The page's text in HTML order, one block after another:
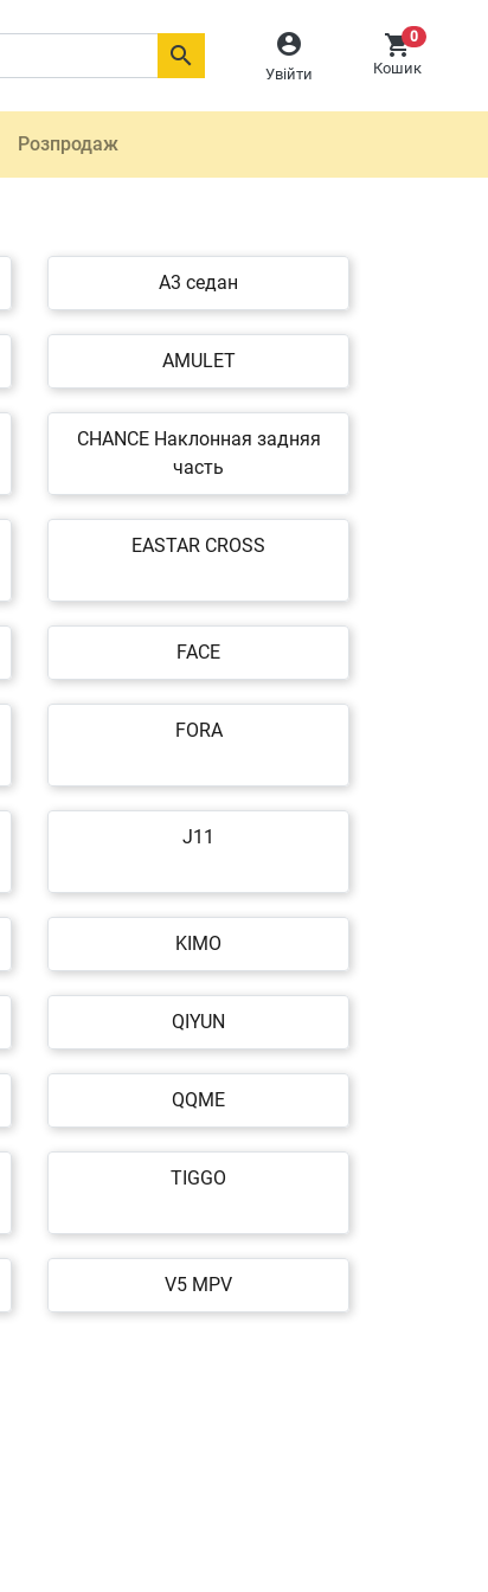

Увійти
0
Кошик

Розпродаж
A3 седан
AMULET
CHANCE Наклонная задняя
часть
EASTAR CROSS
FACE
FORA
J11
KIMO
QIYUN
QQME
TIGGO
V5 MPV